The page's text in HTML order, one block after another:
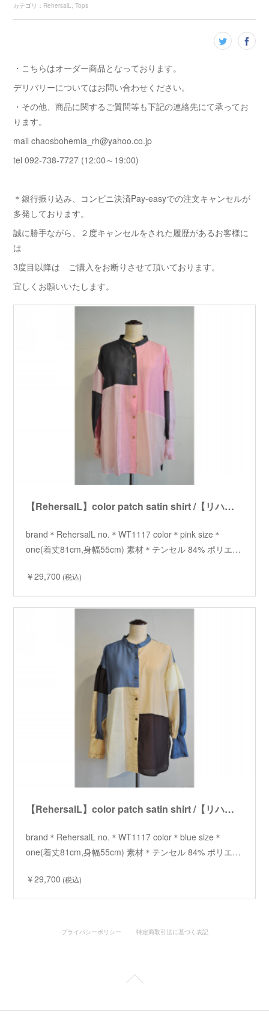
カテゴリ ： RehersalL Tops
・こちらはオーダー商品となっております。
デリバリーについてはお問い合わせください。
・その他、商品に関するご質問等も下記の連絡先にて承ってお
ります。
mail chaosbohemia_rh@yahoo.co.jp
tel 092-738-7727 (12:00～19:00)
＊銀行振り込み、コンビニ決済Pay-easyでの注文キャンセルが
多発しております。
誠に勝手ながら、２度キャンセルをされた履歴があるお客様に
は
3度目以降は ご購入をお断りさせて頂いております。
宜しくお願いいたします。
【RehersalL】color patch satin shirt /【リハーズオール】カラーパッチサテンシャツ
brand＊RehersalL no.＊WT1117 color＊pink size＊
one(着丈81cm,身幅55cm) 素材＊テンセル 84% ポリエ…
￥29,700 (税込)
【RehersalL】color patch satin shirt /【リハーズオール】カラーパッチサテンシャツ
brand＊RehersalL no.＊WT1117 color＊blue size＊
one(着丈81cm,身幅55cm) 素材＊テンセル 84% ポリエ…
￥29,700 (税込)
プライバシーポリシー 特定商取引法に基づく表記